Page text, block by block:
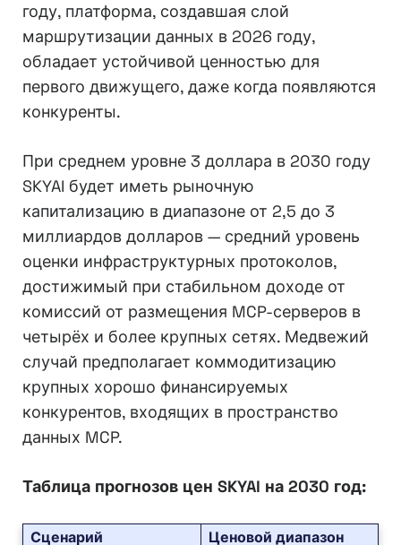
году, платформа, создавшая слой
маршрутизации данных в 2026 году,
обладает устойчивой ценностью для
первого движущего, даже когда появляются
конкуренты.
При среднем уровне 3 доллара в 2030 году
SKYAI будет иметь рыночную
капитализацию в диапазоне от 2,5 до 3
миллиардов долларов — средний уровень
оценки инфраструктурных протоколов,
достижимый при стабильном доходе от
комиссий от размещения MCP-серверов в
четырёх и более крупных сетях. Медвежий
случай предполагает коммодитизацию
крупных хорошо финансируемых
конкурентов, входящих в пространство
данных MCP.
Таблица прогнозов цен SKYAI на 2030 год:
Сценарий Ценовой диапазон